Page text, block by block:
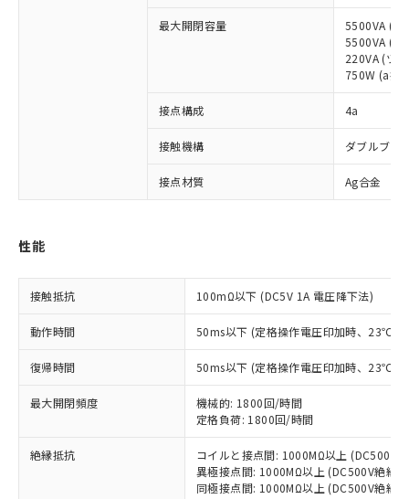
最大開閉容量
5500VA (a
5500VA (a
220VA (ツ
750W (a接
接点構成 4a
接触機構 ダブルブレ
接点材質 Ag合金
性能
接触抵抗 100mΩ以下 (DC5V 1A 電圧降下法)
動作時間 50ms以下 (定格操作電圧印加時、23℃、
復帰時間 50ms以下 (定格操作電圧印加時、23℃、
最大開閉頻度
機械的: 1800回/時間
定格負荷: 1800回/時間
絶縁抵抗
コイルと接点間: 1000MΩ以上 (DC500V
異極接点間: 1000MΩ以上 (DC500V絶縁
同極接点間: 1000MΩ以上 (DC500V絶縁
以下の条件をお読みいただき、同意のうえ
ご利用ください。
本サービスは、当社制御機器事業取扱
商品の当社在庫状況および標準価格
(税抜)を提供させていただくもので
当社制御機器事業取扱商品の中には、
本サービスの対象外となる商品もある
ことをご了承ください。
※1 対応状況
対応済み：EU RoHS指令（10物質）の
非含有に対応した製品が提供可能な商品で
商品です。
対応予定なし：EU RoHS指令（10物質）の
定はありません。
調査・確認中：EU RoHS指令（10物質）の
非含有の対応状況を調査中または確認中の
商品です。
非該当品：ライセンス料など無形物で、有
害物質有無と関係のない商品です。
仕入先様の事情により、非含有部品として
いたものが、含有品と判明した場合などや
むを得ず変更することがあります。
※1 中国RoHS○×表
「○」：最大均質材料含有率が中国RoHSの
基準値以下であることを示します。
「×」：最大均質材料含有率が中国RoHSの
基準値を超えていることを示します。
「－」：未確認です。当社販売部門へお問
当社は、これら貴社製品のうち、外国